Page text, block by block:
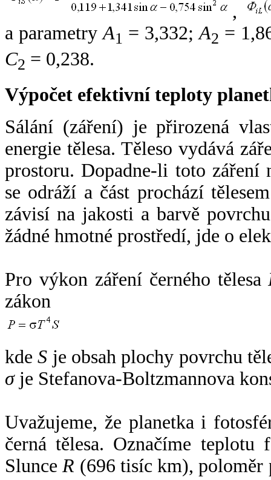
,
a parametryA1 = 3,332;A2 =
C2 = 0,238.
Výpočet efektivní teploty
Sálání (záření) je přirozená
energie tělesa. Těleso vydává
prostoru. Dopadne-li toto záření
se odráží a část prochází
závisí na jakosti a barvě
žádné hmotné prostředí, jde o
Pro výkon záření černého tělesa
zákon
kdeS je obsah plochy povrchu
σje Stefanova-Boltzmannova
Uvažujeme, že planetka i
černá tělesa. Označíme
SlunceR (696 tisíc km),